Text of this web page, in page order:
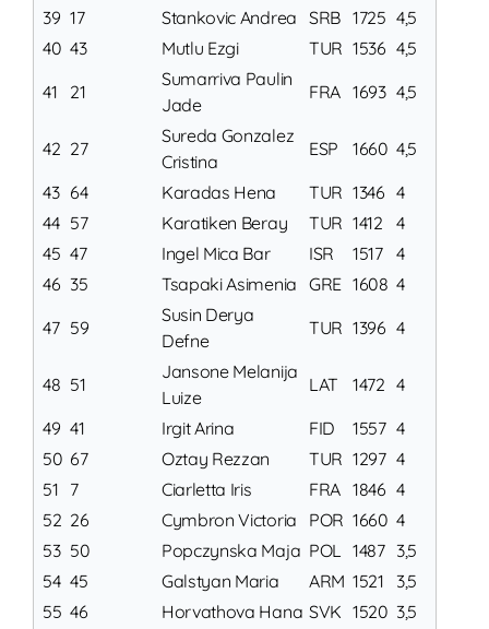
39 17 Stankovic Andrea SRB 1725 4,5
40 43 Mutlu Ezgi TUR 1536 4,5
41
21
Sumarriva Paulin
Jade
FRA 1693 4,5
42 27
Sureda Gonzalez
Cristina
ESP 1660 4,5
43 64 Karadas Hena TUR 1346 4
44 57 Karatiken Beray TUR 1412
4
45 47 Ingel Mica Bar ISR 1517
4
46 35 Tsapaki Asimenia GRE 1608 4
47 59
Susin Derya
Defne
TUR 1396 4
48 51
Jansone Melanija
Luize
LAT 1472 4
49 41 Irgit Arina FID 1557 4
50 67 Oztay Rezzan TUR 1297 4
51 7 Ciarletta Iris FRA 1846 4
52 26 Cymbron Victoria POR 1660 4
53 50 Popczynska Maja POL 1487 3,5
54 45 Galstyan Maria ARM 1521 3,5
55 46 Horvathova Hana SVK 1520 3,5